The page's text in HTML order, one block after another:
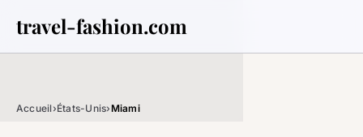
travel-fashion.com
Accueil›États-Unis›Miami